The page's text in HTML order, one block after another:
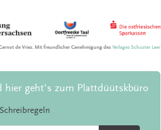
de Vries. Mit freundlicher Genehmigung desVerlages Schuster Leer
hier geht's zum Plattdüütskbüro
Schreibregeln